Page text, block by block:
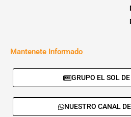
Mantenete Informado
GRUPO EL SOL
NUESTRO CANAL